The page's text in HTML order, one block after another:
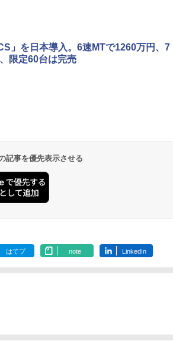
」を日本導入。6速MTで1260万円、7
限定60台は完売
記事を優先表示させる
はてブ note LinkedIn